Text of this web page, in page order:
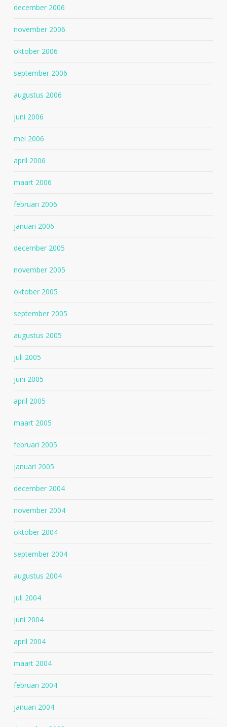
december 2006
november 2006
oktober 2006
september 2006
augustus 2006
juni 2006
mei 2006
april 2006
maart 2006
februari 2006
januari 2006
december 2005
november 2005
oktober 2005
september 2005
augustus 2005
juli 2005
juni 2005
april 2005
maart 2005
februari 2005
januari 2005
december 2004
november 2004
oktober 2004
september 2004
augustus 2004
juli 2004
juni 2004
april 2004
maart 2004
februari 2004
januari 2004